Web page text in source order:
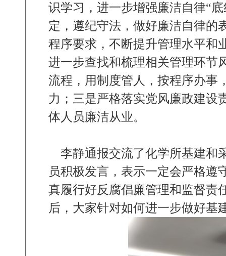
识学习，进一步增强廉洁自律“
定，遵纪守法，做好廉洁自律的
程序要求，不断提升管理水平和
进一步查找和梳理相关管理环节
流程，用制度管人，按程序办事
力；三是严格落实党风廉政建设
体人员廉洁从业。
李静通报交流了化学所基建和
员积极发言，表示一定会严格遵
真履行好反腐倡廉管理和监督责
后，大家针对如何进一步做好